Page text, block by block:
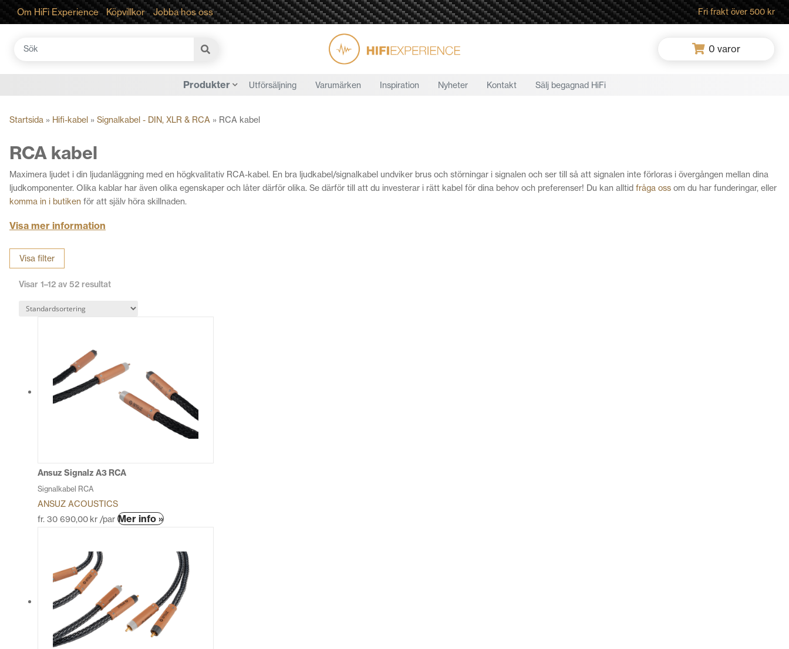
Om HiFi Experience Köpvillkor Jobba hos oss Fri frakt över 500 kr
Sök
0 varor
Produkter Utförsäljning Varumärken Inspiration Nyheter Kontakt Sälj begagnad HiFi
Startsida » Hifi-kabel » Signalkabel - DIN, XLR & RCA » RCA kabel
RCA kabel
Maximera ljudet i din ljudanläggning med en högkvalitativ RCA-kabel. En bra ljudkabel/signalkabel undviker brus och störningar i signalen och ser till så att signalen inte förloras i övergången mellan dina
ljudkomponenter. Olika kablar har även olika egenskaper och låter därför olika. Se därför till att du investerar i rätt kabel för dina behov och preferenser! Du kan alltid fråga oss om du har funderingar, eller
komma in i butiken för att själv höra skillnaden.
Utforska vårt breda sortiment av RCA-kablar med hifi-kvalitet nedan och få gratis frakt när du handlar online för mer än 500 kr.
Visa mer information
Visa filter
Visar 1–12 av 52 resultat
Ansuz Signalz A3 RCA
Signalkabel RCA
ANSUZ ACOUSTICS
fr. 30 690,00 kr /par Mer info »Den
flera
varianter.
De
olika
alternativen